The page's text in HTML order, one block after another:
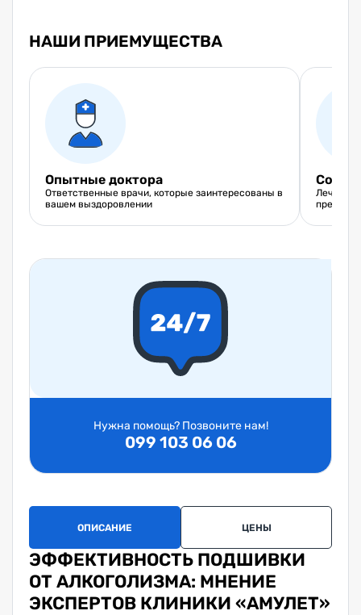
НАШИ ПРИЕМУЩЕСТВА
Опытные доктора
Ответственные врачи, которые заинтересованы в
вашем выздоровлении
Лечения
Нужна помощь? Позвоните нам!
099 103 06 06
ОПИСАНИЕ ЦЕНЫ
ЭФФЕКТИВНОСТЬ ПОДШИВКИ
ОТ АЛКОГОЛИЗМА: МНЕНИЕ
ЭКСПЕРТОВ КЛИНИКИ «АМУЛЕТ»